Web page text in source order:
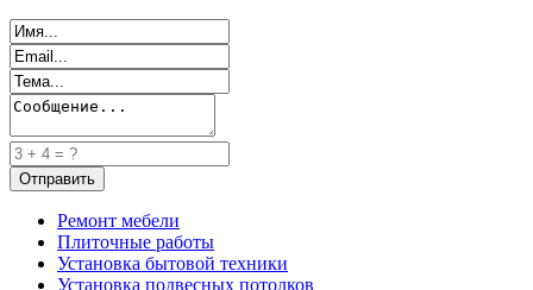
Ремонт мебели
Плиточные работы
Установка бытовой техники
Установка подвесных потолков